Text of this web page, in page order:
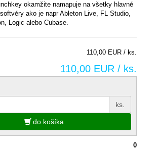
okamžite namapuje na všetky hlavné
ako je napr Ableton Live, FL Studio,
Logic alebo Cubase.
110,00 EUR / ks.
110,00 EUR / ks.
ks.
do košíka
0